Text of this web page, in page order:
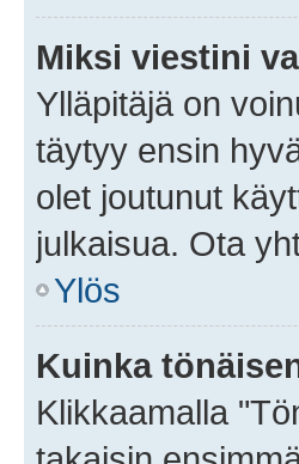
Miksi viestini
Ylläpitäjä on
täytyy ensin
olet joutunut
julkaisua. Ota
Ylös
Kuinka
Klikkaamalla